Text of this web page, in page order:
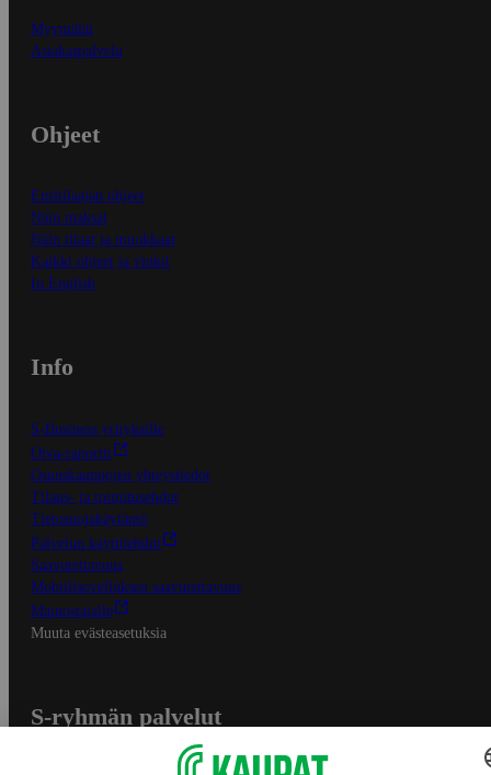
Myymälät
Asiakaspalvelu
Ohjeet
Ensitilaajan ohjeet
Näin maksat
Näin tilaat ja muokkaat
Kaikki ohjeet ja vinkit
In English
Info
S-Business yrityksille
Oiva-raportit
Osuuskauppojen yhteystiedot
Tilaus- ja toimitusehdot
Tietosuojakäytäntö
Palvelun käyttöehdot
Saavutettavuus
Mobiilisovelluksen saavutettavuus
Mainostajalle
Muuta evästeasetuksia
S-ryhmän palvelut